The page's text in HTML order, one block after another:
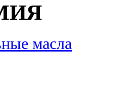
масла